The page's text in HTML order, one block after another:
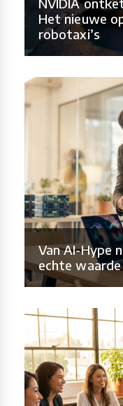
Het nieuwe
robotaxi’s
Van AI-Hype
echte